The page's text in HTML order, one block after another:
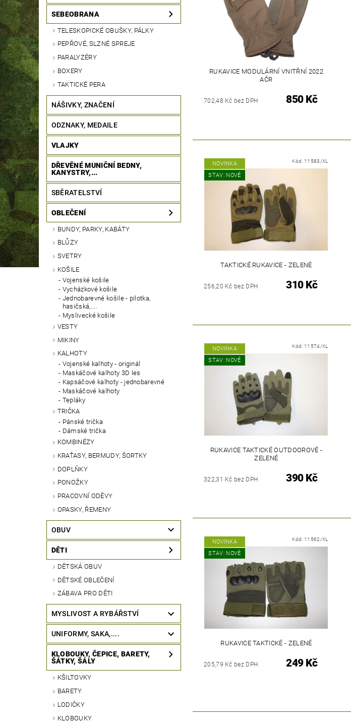
SEBEOBRANA
TELESKOPICKÉ OBUŠKY, PÁLKY
PEPŘOVÉ, SLZNÉ SPREJE
PARALYZÉRY
BOXERY
TAKTICKÉ PERA
NÁŠIVKY, ZNAČENÍ
ODZNAKY, MEDAILE
VLAJKY
DŘEVĚNÉ MUNIČNÍ BEDNY,
KANYSTRY,...
SBĚRATELSTVÍ
OBLEČENÍ
BUNDY, PARKY, KABÁTY
BLŮZY
SVETRY
KOŠILE
Vojenské košile
Vycházkové košile
Jednobarevné košile - pilotka,
hasičská,....
Myslivecké košile
VESTY
MIKINY
KALHOTY
Vojenské kalhoty - originál
Maskáčové kalhoty 3D les
Kapsáčové kalhoty - jednobarevné
Maskáčové kalhoty
Tepláky
TRIČKA
Pánské trička
Dámské trička
KOMBINÉZY
KRAŤASY, BERMUDY, ŠORTKY
DOPLŇKY
PONOŽKY
PRACOVNÍ ODĚVY
OPASKY, ŘEMENY
OBUV
DĚTI
DĚTSKÁ OBUV
DĚTSKÉ OBLEČENÍ
ZÁBAVA PRO DĚTI
MYSLIVOST A RYBÁŘSTVÍ
UNIFORMY, SAKA,....
KLOBOUKY, ČEPICE, BARETY,
ŠÁTKY, ŠÁLY
KŠILTOVKY
BARETY
LODIČKY
KLOBOUKY
RUKAVICE MODULÁRNÍ VNITŘNÍ 2022
AČR
702,48 Kč bez DPH 850 Kč
NOVINKA
STAV: NOVÉ
Kód: 11583/XL
TAKTICKÉ RUKAVICE - ZELENÉ
256,20 Kč bez DPH 310 Kč
NOVINKA
STAV: NOVÉ
Kód: 11574/XL
RUKAVICE TAKTICKÉ OUTDOOROVÉ -
ZELENÉ
322,31 Kč bez DPH 390 Kč
NOVINKA
STAV: NOVÉ
Kód: 11562/XL
RUKAVICE TAKTICKÉ - ZELENÉ
205,79 Kč bez DPH 249 Kč